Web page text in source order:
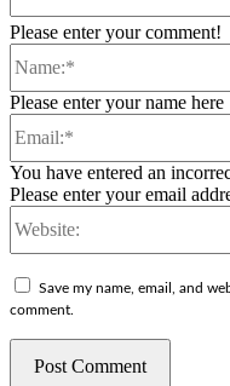
Please enter your comment!
Please enter your name here
You have entered an
Please enter your email
Save my name, email, and
comment.